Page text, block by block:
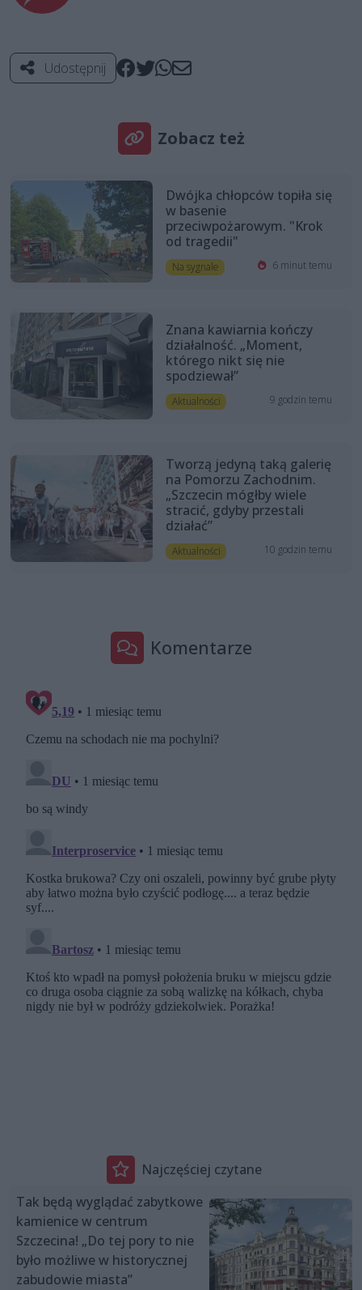
Udostępnij
Zobacz też
Dwójka chłopców topiła się
w basenie
przeciwpożarowym. "Krok
od tragedii"
Na sygnale 6 minut temu
Znana kawiarnia kończy
działalność. „Moment,
którego nikt się nie
spodziewał”
Aktualności 9 godzin temu
Tworzą jedyną taką galerię
na Pomorzu Zachodnim.
„Szczecin mógłby wiele
stracić, gdyby przestali
działać”
Aktualności 10 godzin temu
Komentarze
Najczęściej czytane
Tak będą wyglądać zabytkowe
kamienice w centrum
Szczecina! „Do tej pory to nie
było możliwe w historycznej
zabudowie miasta”